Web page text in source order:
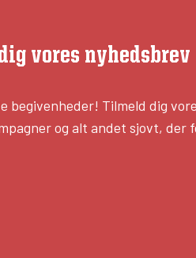
vores nyhedsbrev
begivenheder! Tilmeld dig
og alt andet sjovt, der